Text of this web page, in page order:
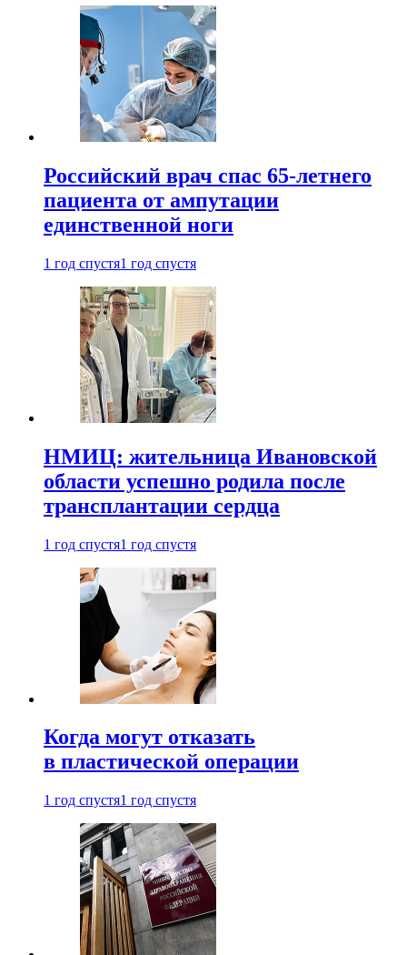
Российский врач спас 65-летнего
пациента от ампутации
единственной ноги
1 год спустя1 год спустя
НМИЦ: жительница Ивановской
области успешно родила после
трансплантации сердца
1 год спустя1 год спустя
Когда могут отказать
в пластической операции
1 год спустя1 год спустя